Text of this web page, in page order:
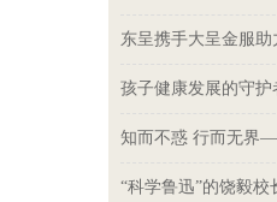
东呈携手大呈金服
孩子健康发展的守
知而不惑 行而无界
“科学鲁迅”的饶毅校